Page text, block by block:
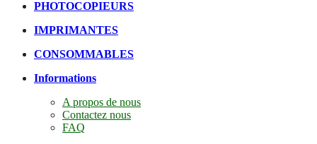
PHOTOCOPIEURS
IMPRIMANTES
CONSOMMABLES
Informations
A propos de nous
Contactez nous
FAQ